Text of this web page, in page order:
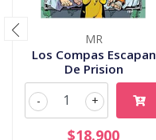
MR
Los Compas Escapan
De Prision
+
-
$18.900